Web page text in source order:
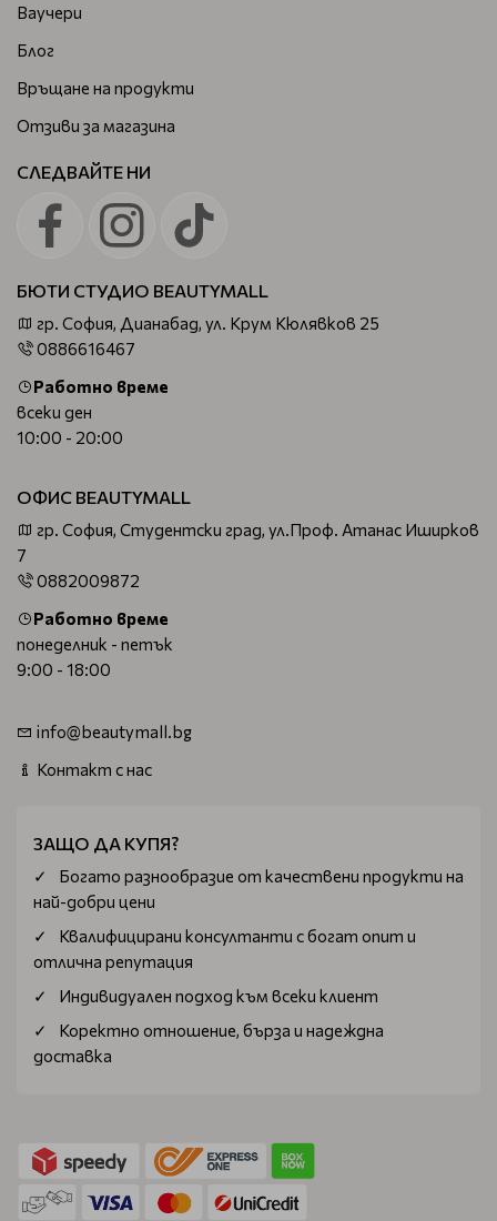
Ваучери
Блог
Връщане на продукти
Отзиви за магазина
СЛЕДВАЙТЕ НИ
БЮТИ СТУДИО BEAUTYMALL
гр. София, Дианабад, ул. Крум Кюлявков 25
0886616467
Работно време
всеки ден
10:00 - 20:00
ОФИС BEAUTYMALL
гр. София, Студентски град, ул.Проф. Атанас Иширков
7
0882009872
Работно време
понеделник - петък
9:00 - 18:00
info@beautymall.bg
Контакт с нас
ЗАЩО ДА КУПЯ?
Богатo разнообразие от качествени продукти на
най-добри цени
Квалифицирани консултанти с богат опит и
отлична репутация
Индивидуален подход към всеки клиент
Коректно отношение, бърза и надеждна
доставка